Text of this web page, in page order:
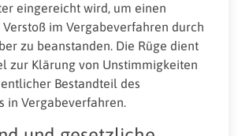
eingereicht wird, um einen
im Vergabeverfahren durch
zu beanstanden. Die Rüge dient
zur Klärung von Unstimmigkeiten
Bestandteil des
in Vergabeverfahren.